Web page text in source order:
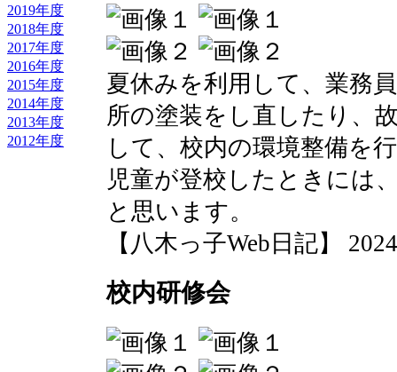
2019年度
2018年度
2017年度
2016年度
2015年度
2014年度
2013年度
2012年度
夏休みを利用して、業務
所の塗装をし直したり、
して、校内の環境整備を
児童が登校したときには
と思います。
【八木っ子Web日記】
校内研修会